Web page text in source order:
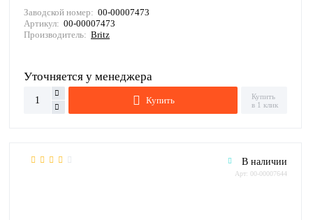
Заводской номер: 00-00007473
Артикул: 00-00007473
Производитель: Britz
Уточняется у менеджера
Купить
Купить
в 1 клик
В наличии
Арт: 00-00007644